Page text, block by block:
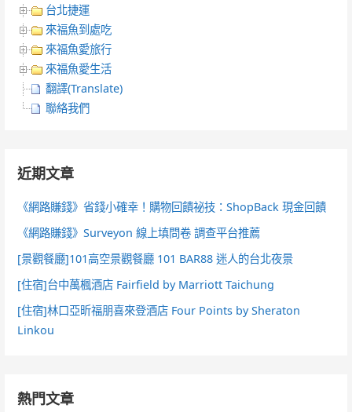
台北捷運
來福魚到處吃
來福魚愛旅行
來福魚愛生活
翻譯(Translate)
聯絡我們
近期文章
《網路賺錢》省錢小確幸！購物回饋祕技：ShopBack 現金回饋
《網路賺錢》Surveyon 線上填問卷 調查平台推薦
[景觀餐廳]101高空景觀餐廳 101 BAR88 迷人的台北夜景
[住宿]台中萬楓酒店 Fairfield by Marriott Taichung
[住宿]林口亞昕福朋喜來登酒店 Four Points by Sheraton
Linkou
熱門文章